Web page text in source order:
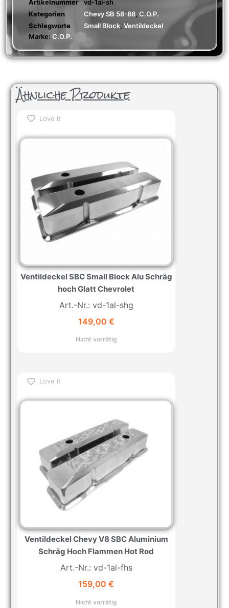
Artikelnummer
vd-1al-sh
Kategorien
Chevy SB 58-86, C.O.P.
Schlagworte
Small Block, Ventildeckel
Marke: C.O.P.
Ähnliche Produkte
Love it
Ventildeckel SBC Small Block Alu Schräg
hoch Glatt Chevrolet
Art.-Nr.: vd-1al-shg
149,00 €
Nicht vorrätig
Love it
Ventildeckel Chevy V8 SBC Aluminium
Schräg Hoch Flammen Hot Rod
Art.-Nr.: vd-1al-fhs
159,00 €
Nicht vorrätig